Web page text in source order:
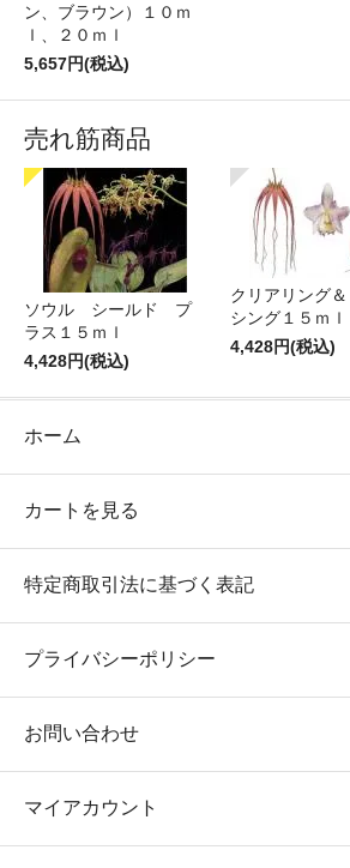
ン、ブラウン）１０ｍ
ｌ、２０ｍｌ
5,657円(税込)
売れ筋商品
ソウル シールド プ
ラス１５ｍｌ
4,428円(税込)
クリアリング
シング１５ｍｌ
4,428円(税込)
ホーム
カートを見る
特定商取引法に基づく表記
プライバシーポリシー
お問い合わせ
マイアカウント